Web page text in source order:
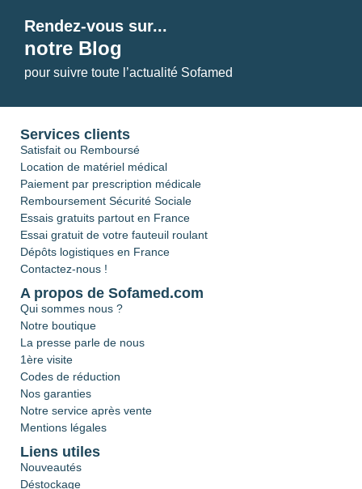
Rendez-vous sur...
notre Blog
pour suivre toute l’actualité Sofamed
Services clients
Satisfait ou Remboursé
Location de matériel médical
Paiement par prescription médicale
Remboursement Sécurité Sociale
Essais gratuits partout en France
Essai gratuit de votre fauteuil roulant
Dépôts logistiques en France
Contactez-nous !
A propos de Sofamed.com
Qui sommes nous ?
Notre boutique
La presse parle de nous
1ère visite
Codes de réduction
Nos garanties
Notre service après vente
Mentions légales
Liens utiles
Nouveautés
Déstockage